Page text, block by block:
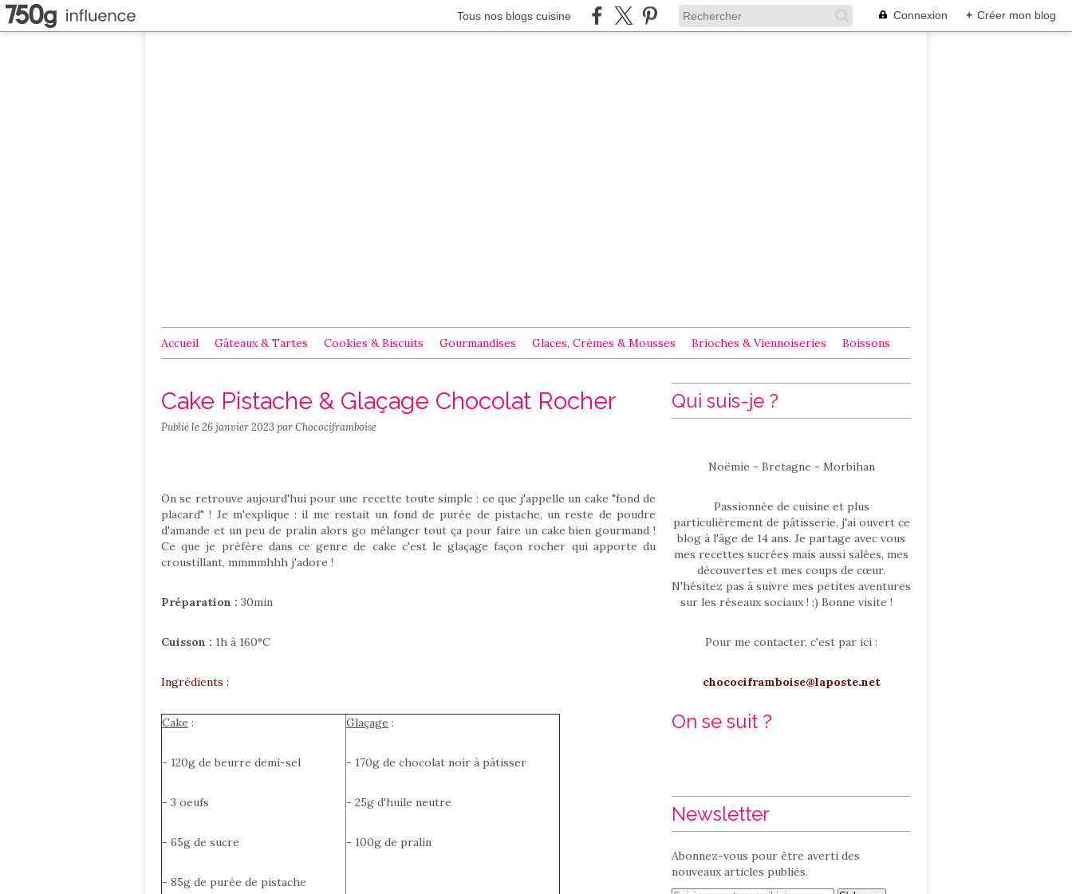
Tous nos blogs cuisine Connexion + Créer mon blog
Accueil Gâteaux & Tartes Cookies & Biscuits Gourmandises Glaces, Crèmes & Mousses Brioches & Viennoiseries Boissons
Cake Pistache & Glaçage Chocolat Rocher
Publié le26 janvier 2023par Chocociframboise
On se retrouve aujourd'hui pour une recette toute simple : ce que j'appelle un cake "fond de
placard" ! Je m'explique : il me restait un fond de purée de pistache, un reste de poudre
d'amande et un peu de pralin alors go mélanger tout ça pour faire un cake bien gourmand !
Ce que je préfère dans ce genre de cake c'est le glaçage façon rocher qui apporte du
croustillant, mmmmhhh j'adore !
Préparation : 30min
Cuisson : 1h à 160°C
Ingrédients :
Cake :
- 120g de beurre demi-sel
- 3 oeufs
- 65g de sucre
- 85g de purée de pistache
Glaçage :
- 170g de chocolat noir à pâtisser
- 25g d'huile neutre
- 100g de pralin
Qui suis-je ?
Noëmie - Bretagne - Morbihan
Passionnée de cuisine et plus
particulièrement de pâtisserie, j'ai ouvert ce
blog à l'âge de 14 ans. Je partage avec vous
mes recettes sucrées mais aussi salées, mes
découvertes et mes coups de cœur.
N'hésitez pas à suivre mes petites aventures
sur les réseaux sociaux ! ;) Bonne visite !
Pour me contacter, c'est par ici :
chocociframboise@laposte.net
On se suit ?
Newsletter
Abonnez-vous pour être averti des
nouveaux articles publiés.